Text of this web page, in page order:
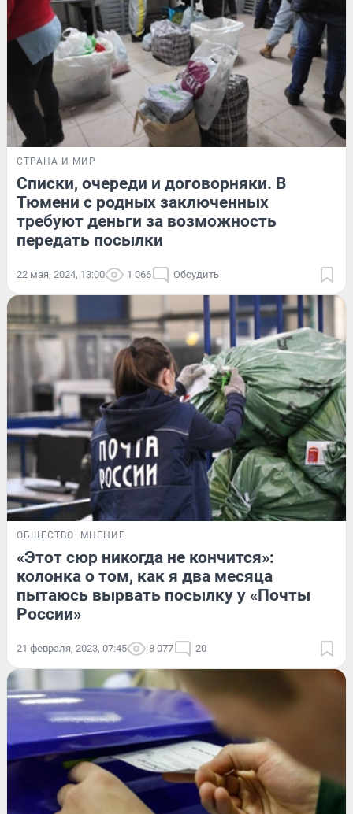
СТРАНА И МИР
Списки, очереди и договорняки. В
Тюмени с родных заключенных
требуют деньги за возможность
передать посылки
22 мая, 2024, 13:00 1 066 Обсудить
ОБЩЕСТВО МНЕНИЕ
«Этот сюр никогда не кончится»:
колонка о том, как я два месяца
пытаюсь вырвать посылку у «Почты
России»
21 февраля, 2023, 07:45 8 077 20